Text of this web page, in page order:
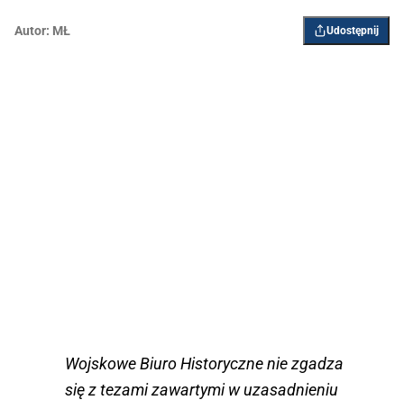
Autor: MŁ Udostępnij
Wojskowe Biuro Historyczne nie zgadza
się z tezami zawartymi w uzasadnieniu